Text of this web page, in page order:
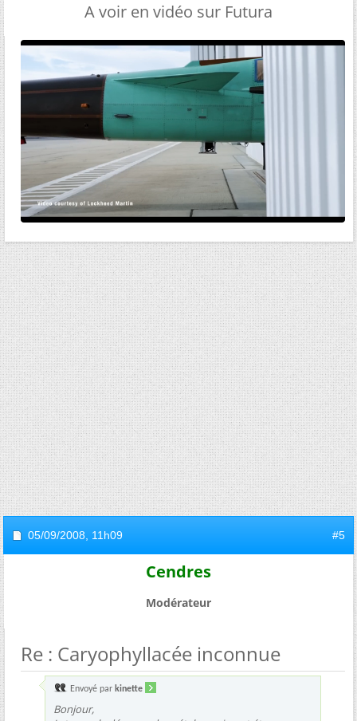
A voir en vidéo sur Futura
05/09/2008, 11h09 #5
Cendres
Modérateur
Re : Caryophyllacée inconnue
Envoyé par kinette
Bonjour,